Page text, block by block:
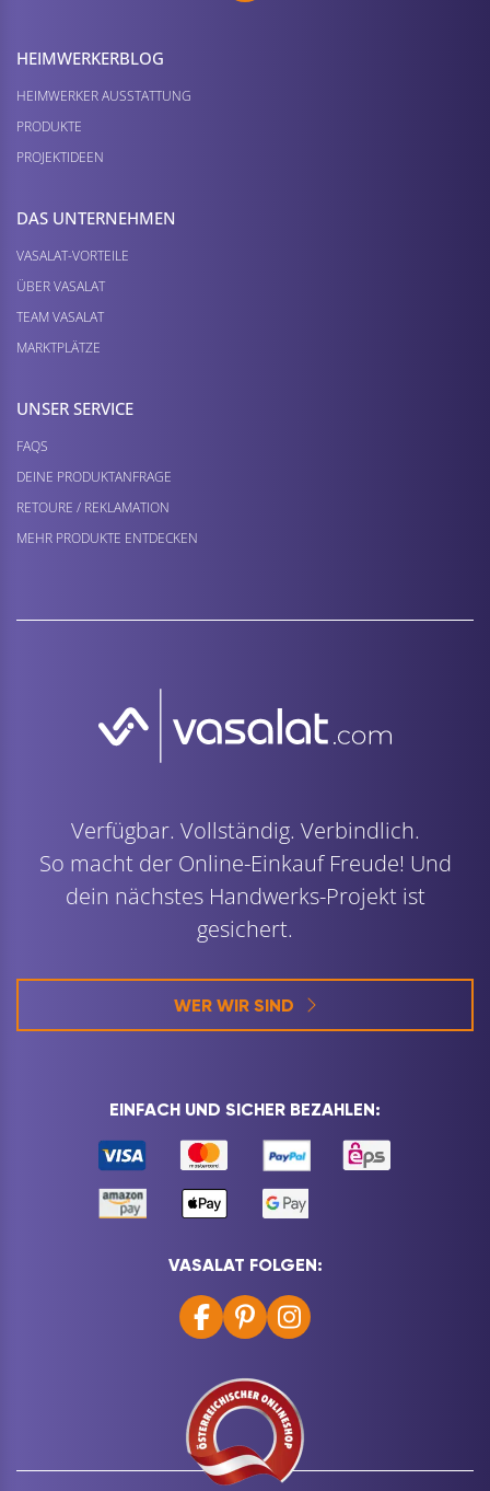
HEIMWERKER­BLOG
HEIMWERKER AUSSTATTUNG
PRODUKTE
PROJEKTIDEEN
DAS UNTERNEHMEN
VASALAT-VORTEILE
ÜBER VASALAT
TEAM VASALAT
MARKTPLÄTZE
UNSER SERVICE
FAQS
DEINE PRODUKTANFRAGE
RETOURE / REKLAMATION
MEHR PRODUKTE ENTDECKEN
Verfügbar. Vollständig. Verbindlich.
So macht der Online-Einkauf Freude! Und
dein nächstes Handwerks-Projekt ist
gesichert.
WER WIR SIND
EINFACH UND SICHER BEZAHLEN:
VASALAT FOLGEN: